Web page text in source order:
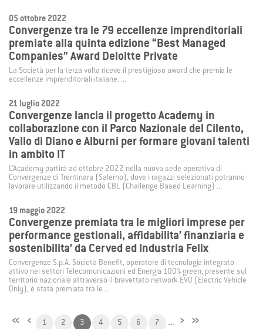
05 ottobre 2022
Convergenze tra le 79 eccellenze imprenditoriali
premiate alla quinta edizione “Best Managed
Companies” Award Deloitte Private
La Società per la terza volta riceve il prestigioso award che premia le
eccellenze imprenditoriali italiane. ...
21 luglio 2022
Convergenze lancia il progetto Academy in
collaborazione con il Parco Nazionale del Cilento,
Vallo di Diano e Alburni per formare giovani talenti
in ambito IT
L’Academy partirà ad ottobre 2022 nella nuova sede operativa di
Convergenze di Trentinara (Salerno), dove i ragazzi selezionati potranno
lavorare utilizzando il metodo CBL (Challenge Based Learning) ...
19 maggio 2022
Convergenze premiata tra le migliori imprese per
performance gestionali, affidabilita’ finanziaria e
sostenibilita’ da Cerved ed Industria Felix
Convergenze S.p.A. Società Benefit, operatore di tecnologia integrato
attivo nei settori Telecomunicazioni ed Energia 100% green, presente sul
territorio nazionale attraverso il brevettato network EVO (Electric Vehicle
Only), è stata premiata tra le ...
« ‹ 1 2 3 4 5 6 7 … › »